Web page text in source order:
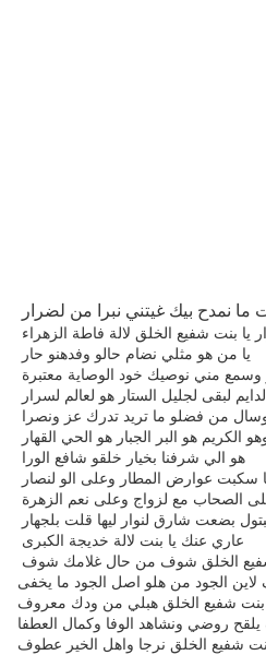
ما نمدح بيك غيتني نبرا من لضرار
يا بنت شفيع الخلق لالة فاطة الزهراء
يا من هو مثلي نضام حالو وفدهنو حار
مني نوصيك خود الوصاية معتبرة
لبقى لجليل الستار هو لعالم لسرار
من فضلو ما تريد تدرك عز ونصرا
الكريم هو البر الجبار هو الحي القهار
هو الي شرفنا بخيار خلقو شافع الورا
سكبت عوارض المطار وعلى الو لنصار
الصحاب مع لزواج وعلى نعم الزهرة
بضعت شارق لنوار ليها قلت بلجهار
عاري عنك يا بنت لالة خديجة الكبرى
الخلق شوف من حال غلامك شوف
الجود من هلو اصل الجود ما يخفى
بنت شفيع الخلق هبلي من ودك معروف
روضي ونشاهد الوفا وكمال العطفا
شفيع الخلق نرجا واهل الخير عطوف